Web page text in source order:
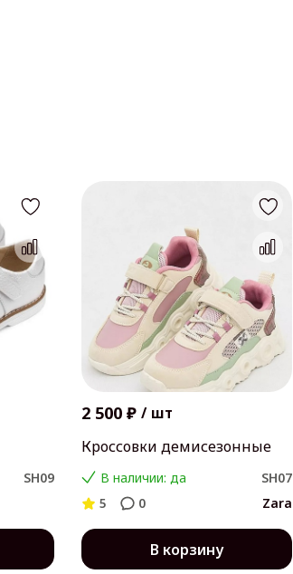
SH09
2 500 ₽ / шт
Кроссовки демисезонные
В наличии: да
SH07
5
0 Zara
В корзину